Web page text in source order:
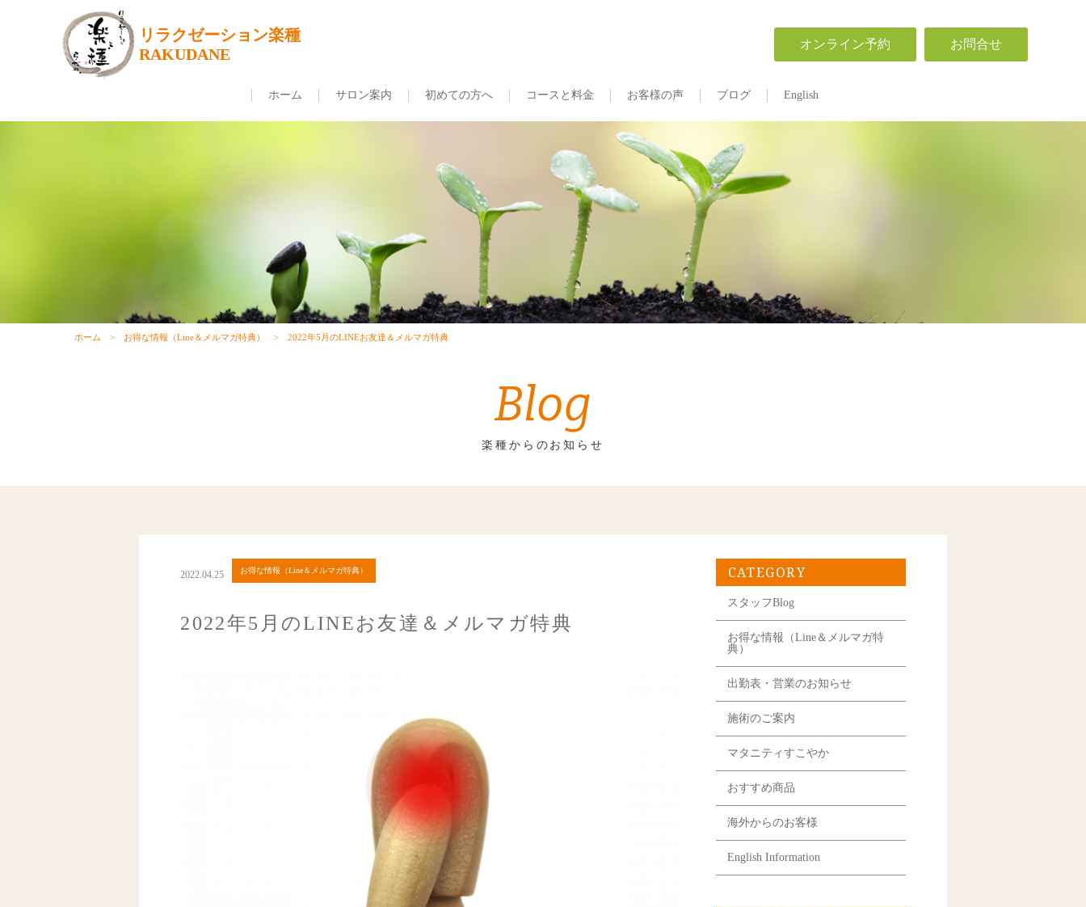
リラクゼーション楽種
RAKUDANE
オンライン予約 お問合せ
ホーム サロン案内 初めての方へ コースと料金 お客様の声 ブログ English
ホーム お得な情報（Line＆メルマガ特典） 2022年5月のLINEお友達＆メルマガ特典
Blog
楽種からのお知らせ
2022.04.25 お得な情報（Line＆メルマガ特典）
2022年5月のLINEお友達＆メルマガ特典
CATEGORY
スタッフBlog
お得な情報（Line＆メルマガ特
典）
出勤表・営業のお知らせ
施術のご案内
マタニティすこやか
おすすめ商品
海外からのお客様
English Information